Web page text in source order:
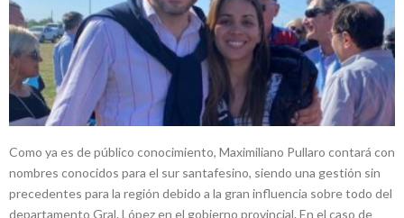
Como ya es de público conocimiento, Maximiliano Pullaro contará con
nombres conocidos para el sur santafesino, siendo una gestión sin
precedentes para la región debido a la gran influencia sobre todo del
departamento Gral. López en el gobierno provincial. En el caso de